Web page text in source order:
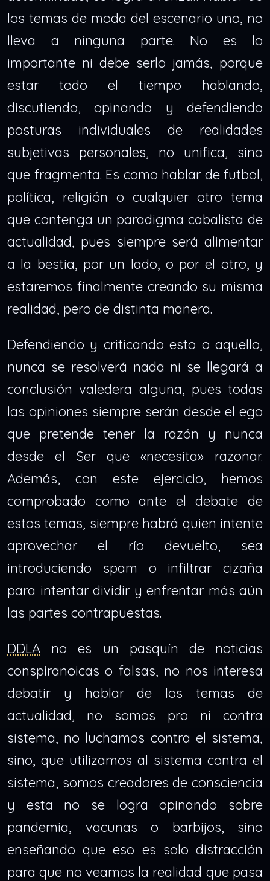
los temas de moda del escenario uno, no
lleva a ninguna parte. No es lo
importante ni debe serlo jamás, porque
estar todo el tiempo hablando,
discutiendo, opinando y defendiendo
posturas individuales de realidades
subjetivas personales, no unifica, sino
que fragmenta. Es como hablar de futbol,
política, religión o cualquier otro tema
que contenga un paradigma cabalista de
actualidad, pues siempre será alimentar
a la bestia, por un lado, o por el otro, y
estaremos finalmente creando su misma
realidad, pero de distinta manera.
Defendiendo y criticando esto o aquello,
nunca se resolverá nada ni se llegará a
conclusión valedera alguna, pues todas
las opiniones siempre serán desde el ego
que pretende tener la razón y nunca
desde el Ser que «necesita» razonar.
Además, con este ejercicio, hemos
comprobado como ante el debate de
estos temas, siempre habrá quien intente
aprovechar el río devuelto, sea
introduciendo spam o infiltrar cizaña
para intentar dividir y enfrentar más aún
las partes contrapuestas.
DDLA no es un pasquín de noticias
conspiranoicas o falsas, no nos interesa
debatir y hablar de los temas de
actualidad, no somos pro ni contra
sistema, no luchamos contra el sistema,
sino, que utilizamos al sistema contra el
sistema, somos creadores de consciencia
y esta no se logra opinando sobre
pandemia, vacunas o barbijos, sino
enseñando que eso es solo distracción
para que no veamos la realidad que pasa